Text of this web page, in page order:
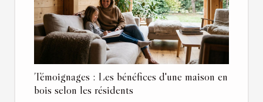
Témoignages : Les bénéfices d'une maison en
bois selon les résidents